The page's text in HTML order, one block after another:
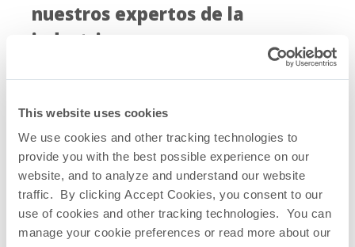
This website uses cookies
We use cookies and other tracking technologies to
provide you with the best possible experience on our
website, and to analyze and understand our website
traffic. By clicking Accept Cookies, you consent to our
use of cookies and other tracking technologies. You can
manage your cookie preferences or read more about our
nuestros expertos de la
industria.